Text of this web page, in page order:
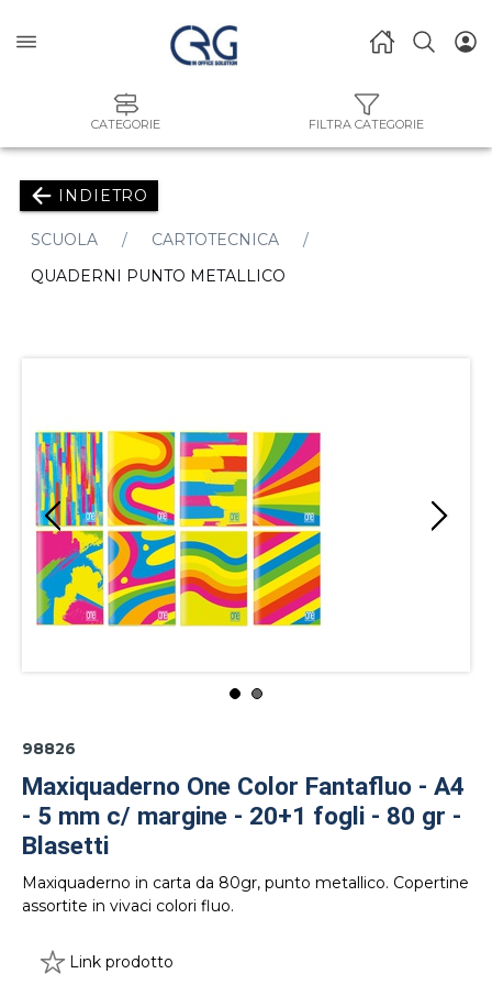
CATEGORIE FILTRA CATEGORIE
INDIETRO
SCUOLA
CARTOTECNICA
QUADERNI PUNTO METALLICO
98826
Maxiquaderno One Color Fantafluo - A4
- 5 mm c/ margine - 20+1 fogli - 80 gr -
Blasetti
Maxiquaderno in carta da 80gr, punto metallico. Copertine
assortite in vivaci colori fluo.
Link prodotto